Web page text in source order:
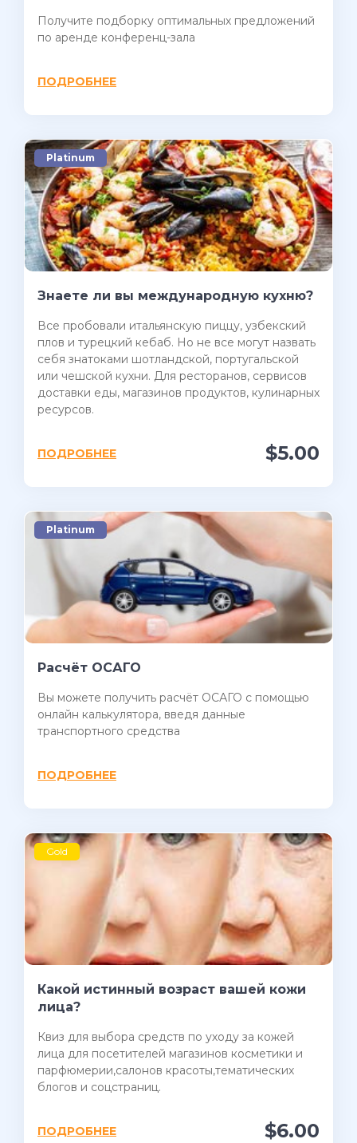
Получите подборку оптимальных предложений
по аренде конференц-зала
ПОДРОБНЕЕ
Platinum
Знаете ли вы международную кухню?
Все пробовали итальянскую пиццу, узбекский
плов и турецкий кебаб. Но не все могут назвать
себя знатоками шотландской, португальской
или чешской кухни. Для ресторанов, сервисов
доставки еды, магазинов продуктов, кулинарных
ресурсов.
$5.00
ПОДРОБНЕЕ
Platinum
Расчёт ОСАГО
Вы можете получить расчёт ОСАГО с помощью
онлайн калькулятора, введя данные
транспортного средства
ПОДРОБНЕЕ
Gold
Какой истинный возраст вашей кожи
лица?
Квиз для выбора средств по уходу за кожей
лица для посетителей магазинов косметики и
парфюмерии,салонов красоты,тематических
блогов и соцстраниц.
$6.00
ПОДРОБНЕЕ